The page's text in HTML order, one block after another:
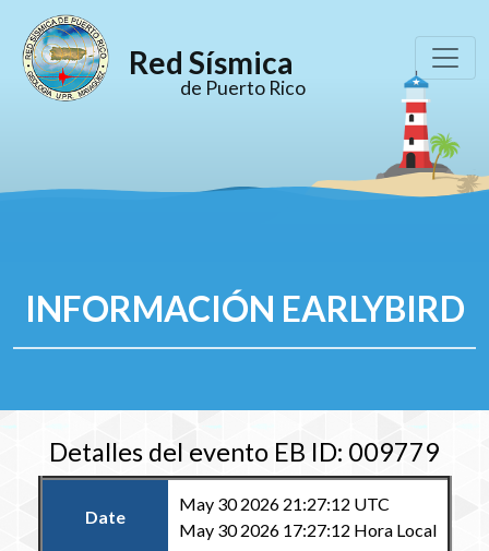
Red Sísmica
de Puerto Rico
INFORMACIÓN EARLYBIRD
Detalles del evento EB ID: 009779
Date
May 30 2026 21:27:12 UTC
May 30 2026 17:27:12 Hora Local